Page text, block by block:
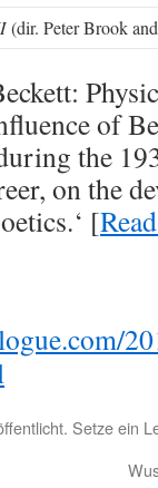
(dir. Peter Brook
of
the
on the
[
Setze ein